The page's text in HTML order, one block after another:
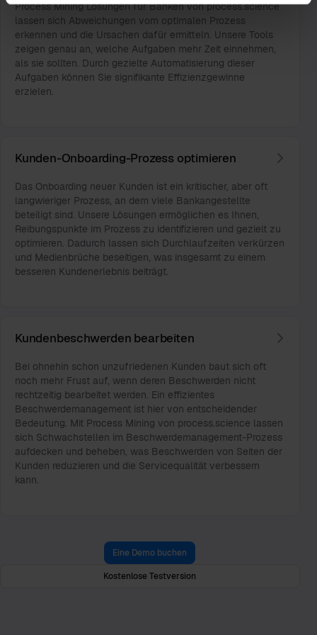
Process Mining Lösungen für Banken von process.science
lassen sich Abweichungen vom optimalen Prozess
erkennen und die Ursachen dafür ermitteln. Unsere Tools
zeigen genau an, welche Aufgaben mehr Zeit einnehmen,
als sie sollten. Durch gezielte Automatisierung dieser
Aufgaben können Sie signifikante Effizienzgewinne
erzielen.
Kunden-Onboarding-Prozess optimieren
Das Onboarding neuer Kunden ist ein kritischer, aber oft
langwieriger Prozess, an dem viele Bankangestellte
beteiligt sind. Unsere Lösungen ermöglichen es Ihnen,
Reibungspunkte im Prozess zu identifizieren und gezielt zu
optimieren. Dadurch lassen sich Durchlaufzeiten verkürzen
und Medienbrüche beseitigen, was insgesamt zu einem
besseren Kundenerlebnis beiträgt.
Kundenbeschwerden bearbeiten
Bei ohnehin schon unzufriedenen Kunden baut sich oft
noch mehr Frust auf, wenn deren Beschwerden nicht
rechtzeitig bearbeitet werden. Ein effizientes
Beschwerdemanagement ist hier von entscheidender
Bedeutung. Mit Process Mining von process.science lassen
sich Schwachstellen im Beschwerdemanagement-Prozess
aufdecken und beheben, was Beschwerden von Seiten der
Kunden reduzieren und die Servicequalität verbessern
kann.
Eine Demo buchen
Kostenlose Testversion